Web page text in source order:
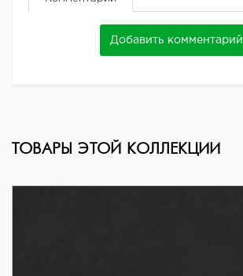
Добавить комментарий
ТОВАРЫ ЭТОЙ КОЛЛЕКЦИИ